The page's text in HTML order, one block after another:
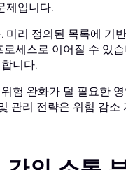
제입니다.
미리 정의된 목록에 기
세스로 이어질 수 있
니다.
험 완화가 덜 필요한
관리 전략은 위험 감